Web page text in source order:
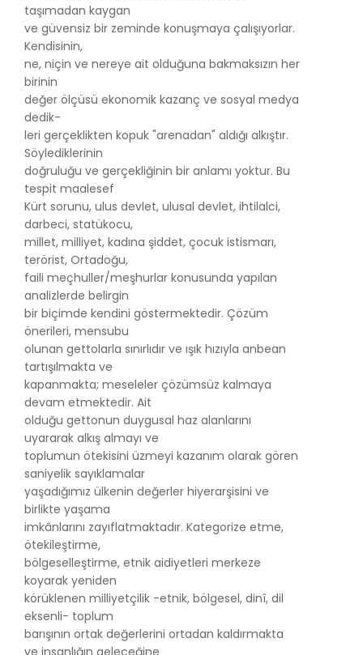
taşımadan kaygan
ve güvensiz bir zeminde konuşmaya çalışıyorlar.
Kendisinin,
ne, niçin ve nereye ait olduğuna bakmaksızın her
birinin
değer ölçüsü ekonomik kazanç ve sosyal medya
dedik-
leri gerçeklikten kopuk "arenadan" aldığı alkıştır.
Söylediklerinin
doğruluğu ve gerçekliğinin bir anlamı yoktur. Bu
tespit maalesef
Kürt sorunu, ulus devlet, ulusal devlet, ihtilalci,
darbeci, statükocu,
millet, milliyet, kadına şiddet, çocuk istismarı,
terörist, Ortadoğu,
faili meçhuller/meşhurlar konusunda yapılan
analizlerde belirgin
bir biçimde kendini göstermektedir. Çözüm
önerileri, mensubu
olunan gettolarla sınırlıdır ve ışık hızıyla anbean
tartışılmakta ve
kapanmakta; meseleler çözümsüz kalmaya
devam etmektedir. Ait
olduğu gettonun duygusal haz alanlarını
uyararak alkış almayı ve
toplumun ötekisini üzmeyi kazanım olarak gören
saniyelik sayıklamalar
yaşadığımız ülkenin değerler hiyerarşisini ve
birlikte yaşama
imkânlarını zayıflatmaktadır. Kategorize etme,
ötekileştirme,
bölgeselleştirme, etnik aidiyetleri merkeze
koyarak yeniden
körüklenen milliyetçilik -etnik, bölgesel, dinî, dil
eksenli- toplum
barışının ortak değerlerini ortadan kaldırmakta
ve insanlığın geleceğine